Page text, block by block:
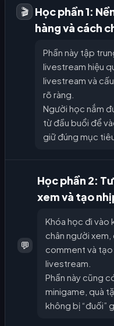
🎬 Học phần 1:
hàng và cách
Phần này tập
livestream hiệu
livestream và
rõ ràng.
Người học nắm
từ đầu buổi để
giữ đúng mục
💬
Học phần 2:
xem và tạo
Khóa học đi vào
chân người
comment và
livestream.
Phần này cũng
minigame, quà
không bị “đuối”